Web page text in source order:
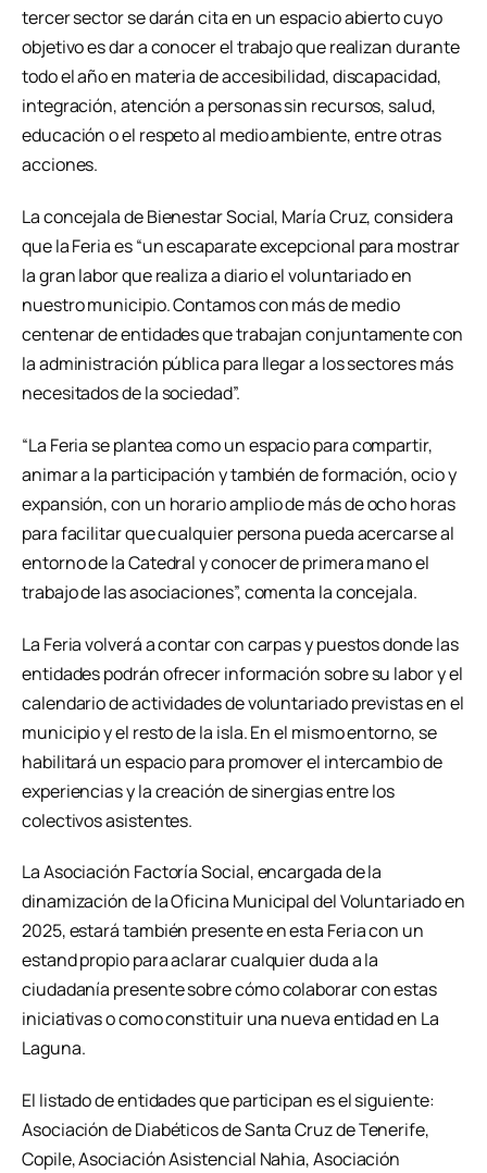
tercer sector se darán cita en un espacio abierto cuyo
objetivo es dar a conocer el trabajo que realizan durante
todo el año en materia de accesibilidad, discapacidad,
integración, atención a personas sin recursos, salud,
educación o el respeto al medio ambiente, entre otras
acciones.
La concejala de Bienestar Social, María Cruz, considera
que la Feria es “un escaparate excepcional para mostrar
la gran labor que realiza a diario el voluntariado en
nuestro municipio. Contamos con más de medio
centenar de entidades que trabajan conjuntamente con
la administración pública para llegar a los sectores más
necesitados de la sociedad”.
“La Feria se plantea como un espacio para compartir,
animar a la participación y también de formación, ocio y
expansión, con un horario amplio de más de ocho horas
para facilitar que cualquier persona pueda acercarse al
entorno de la Catedral y conocer de primera mano el
trabajo de las asociaciones”, comenta la concejala.
La Feria volverá a contar con carpas y puestos donde las
entidades podrán ofrecer información sobre su labor y el
calendario de actividades de voluntariado previstas en el
municipio y el resto de la isla. En el mismo entorno, se
habilitará un espacio para promover el intercambio de
experiencias y la creación de sinergias entre los
colectivos asistentes.
La Asociación Factoría Social, encargada de la
dinamización de la Oficina Municipal del Voluntariado en
2025, estará también presente en esta Feria con un
estand propio para aclarar cualquier duda a la
ciudadanía presente sobre cómo colaborar con estas
iniciativas o como constituir una nueva entidad en La
Laguna.
El listado de entidades que participan es el siguiente:
Asociación de Diabéticos de Santa Cruz de Tenerife,
Copile, Asociación Asistencial Nahia, Asociación